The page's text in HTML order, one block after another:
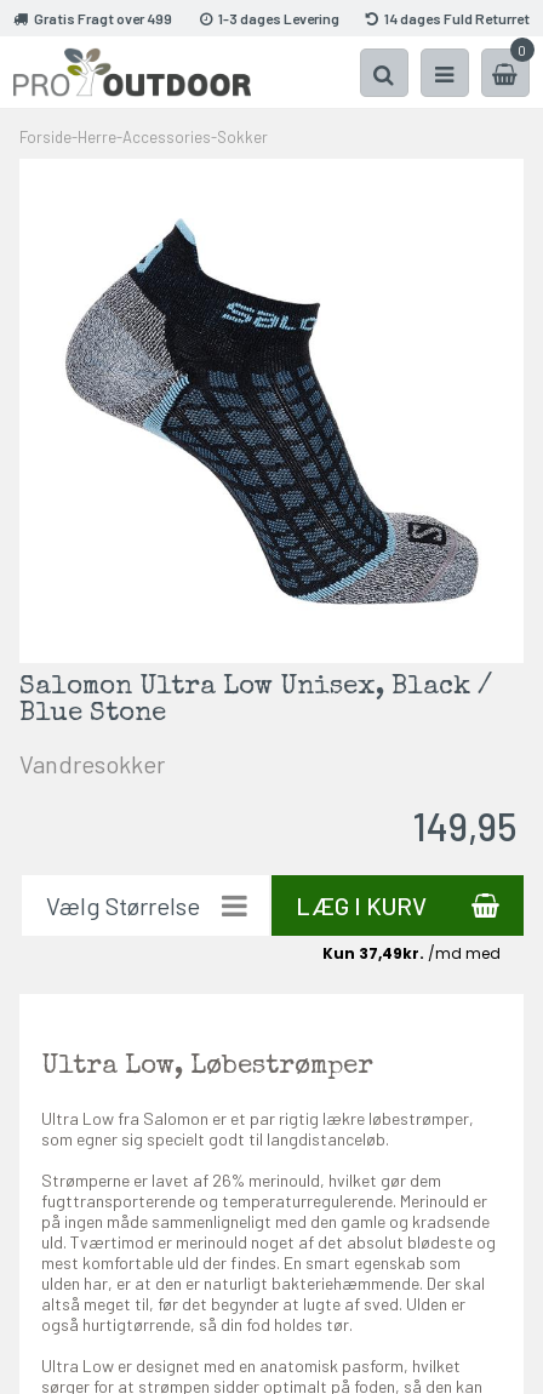
Gratis Fragt over 499 1-3 dages Levering
14 dages Fuld Returret
0
Forside-Herre-Accessories-Sokker
Salomon Ultra Low Unisex, Black /
Blue Stone
Vandresokker
149,95
LÆG I KURV
Ultra Low, Løbestrømper
Ultra Low fra Salomon er et par rigtig lækre løbestrømper,
som egner sig specielt godt til langdistanceløb.
Strømperne er lavet af 26% merinould, hvilket gør dem
fugttransporterende og temperaturregulerende. Merinould er
på ingen måde sammenligneligt med den gamle og kradsende
uld. Tværtimod er merinould noget af det absolut blødeste og
mest komfortable uld der findes. En smart egenskab som
ulden har, er at den er naturligt bakteriehæmmende. Der skal
altså meget til, før det begynder at lugte af sved. Ulden er
også hurtigtørrende, så din fod holdes tør.
Ultra Low er designet med en anatomisk pasform, hvilket
sørger for at strømpen sidder optimalt på foden, så den kan